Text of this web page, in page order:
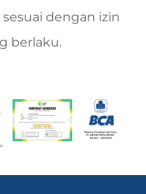
dengan izin
berlaku.